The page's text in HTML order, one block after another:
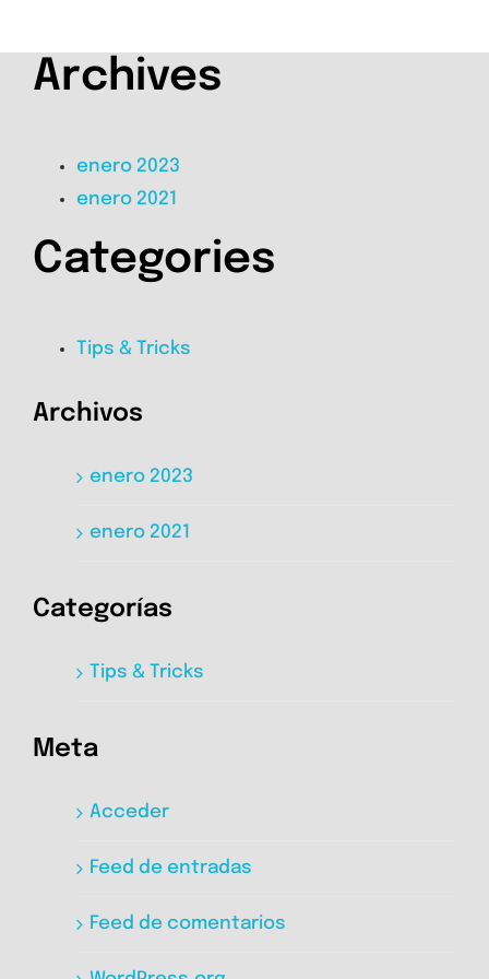
Archives
enero 2023
enero 2021
Categories
Tips & Tricks
Archivos
enero 2023
enero 2021
Categorías
Tips & Tricks
Meta
Acceder
Feed de entradas
Feed de comentarios